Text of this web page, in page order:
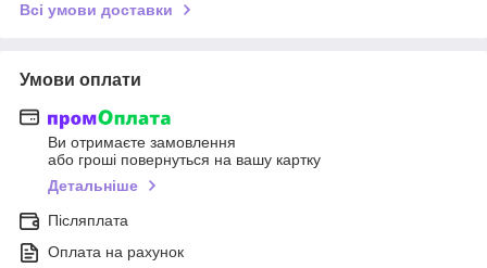
Всі умови доставки
Умови оплати
Ви отримаєте замовлення
або гроші повернуться на вашу картку
Детальніше
Післяплата
Оплата на рахунок